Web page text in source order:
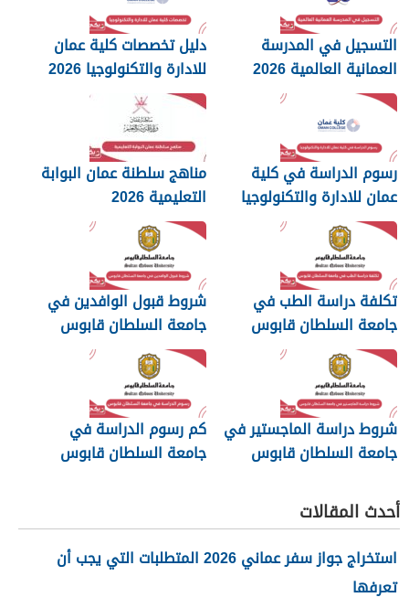
التسجيل في المدرسة
العمانية العالمية 2026
دليل تخصصات كلية عمان
للادارة والتكنولوجيا 2026
رسوم الدراسة في كلية
عمان للادارة والتكنولوجيا
2026
مناهج سلطنة عمان البوابة
التعليمية 2026
تكلفة دراسة الطب في
جامعة السلطان قابوس
2026
شروط قبول الوافدين في
جامعة السلطان قابوس
شروط دراسة الماجستير في
جامعة السلطان قابوس
كم رسوم الدراسة في
جامعة السلطان قابوس
أحدث المقالات
استخراج جواز سفر عماني 2026 المتطلبات التي يجب أن
تعرفها